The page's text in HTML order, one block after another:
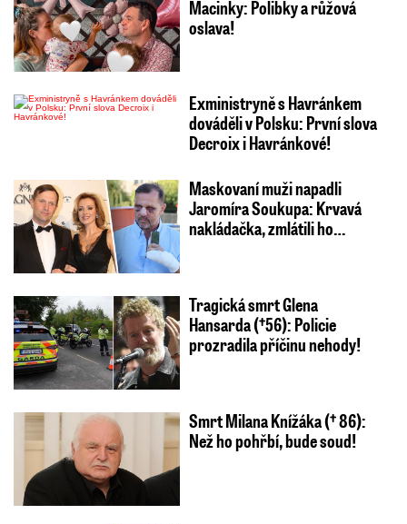
Macinky: Polibky a růžová
oslava!
Exministryně s Havránkem
dováděli v Polsku: První slova
Decroix i Havránkové!
Maskovaní muži napadli
Jaromíra Soukupa: Krvavá
nakládačka, zmlátili ho…
Tragická smrt Glena
Hansarda (†56): Policie
prozradila příčinu nehody!
Smrt Milana Knížáka († 86):
Než ho pohřbí, bude soud!